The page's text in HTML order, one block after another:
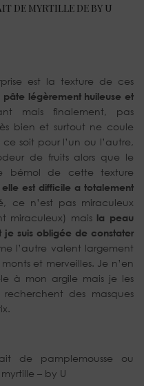
DE MYRTILLE DE BY U
est la texture de ces
pâte légèrement huileuse et
mais finalement, pas
bien et surtout ne coule
soit pour l’un ou l’autre,
de fruits alors que le
bémol de cette texture
elle est difficile a totalement
ce n’est pas miraculeux
miraculeux) mais la peau
je suis obligée de constater
l’autre valent largement
et merveilles. Je n’en
à mon argile mais je les
des masques
de pamplemousse ou
– by U